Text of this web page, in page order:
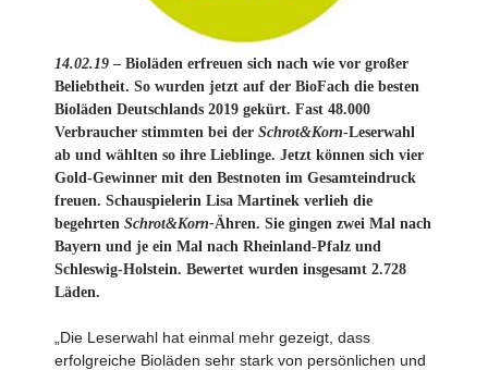
14.02.19– Bioläden erfreuen sich nach wie vor großer
Beliebtheit. So wurden jetzt auf der BioFach die besten
Bioläden Deutschlands 2019 gekürt. Fast 48.000
Verbraucher stimmten bei der Schrot&Korn-Leserwahl
ab und wählten so ihre Lieblinge. Jetzt können sich vier
Gold-Gewinner mit den Bestnoten im Gesamt­eindruck
freuen. Schauspielerin Lisa Martinek verlieh die
begehrten Schrot&Korn-Ähren. Sie gingen zwei Mal nach
Bayern und je ein Mal nach Rheinland-Pfalz und
Schleswig-Holstein. Bewertet wurden insgesamt 2.728
Läden.
„Die Leserwahl hat einmal mehr gezeigt, dass
erfolgreiche Bioläden sehr stark von persönlichen und